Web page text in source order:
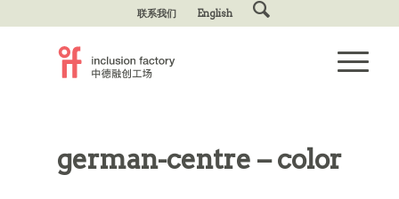
联系我们 English
german-centre – color